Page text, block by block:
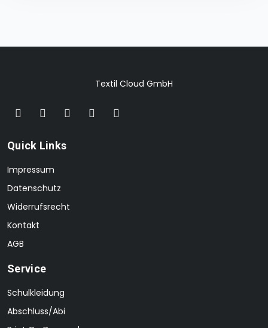
Textil Cloud GmbH
Quick Links
Impressum
Datenschutz
Widerrufsrecht
Kontakt
AGB
Service
Schulkleidung
Abschluss/Abi